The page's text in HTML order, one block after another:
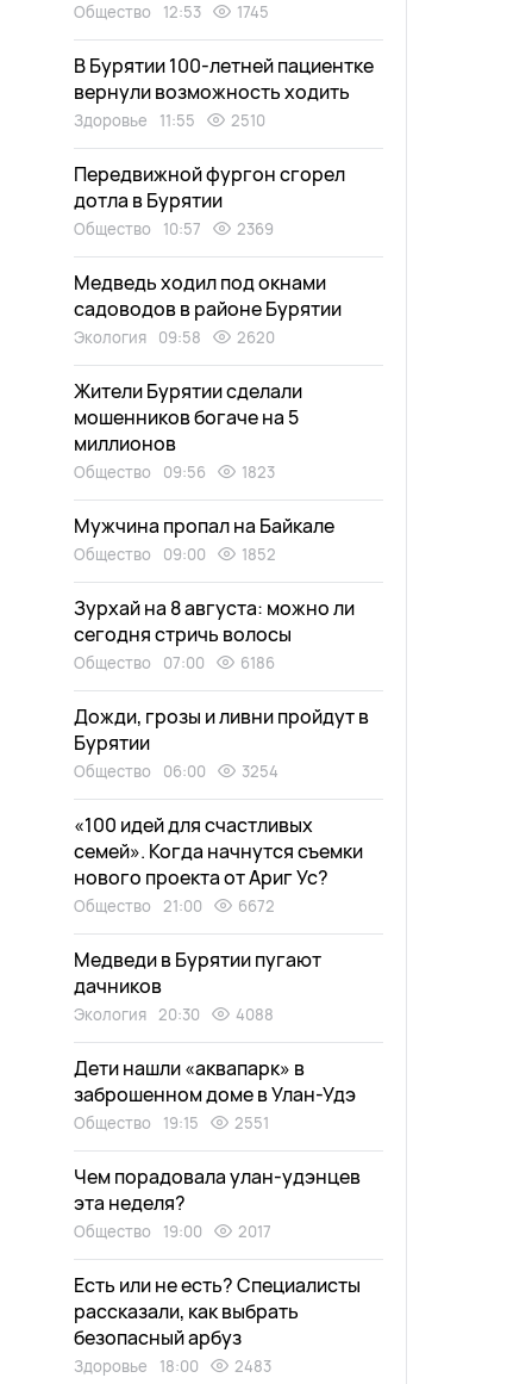
Общество 12:53 1745
В Бурятии 100-летней пациентке
вернули возможность ходить
Здоровье 11:55 2510
Передвижной фургон сгорел
дотла в Бурятии
Общество 10:57 2369
Медведь ходил под окнами
садоводов в районе Бурятии
Экология 09:58 2620
Жители Бурятии сделали
мошенников богаче на 5
миллионов
Общество 09:56 1823
Мужчина пропал на Байкале
Общество 09:00 1852
Зурхай на 8 августа: можно ли
сегодня стричь волосы
Общество 07:00 6186
Дожди, грозы и ливни пройдут в
Бурятии
Общество 06:00 3254
«100 идей для счастливых
семей». Когда начнутся съемки
нового проекта от Ариг Ус?
Общество 21:00 6672
Медведи в Бурятии пугают
дачников
Экология 20:30 4088
Дети нашли «аквапарк» в
заброшенном доме в Улан-Удэ
Общество 19:15 2551
Чем порадовала улан-удэнцев
эта неделя?
Общество 19:00 2017
Есть или не есть? Специалисты
рассказали, как выбрать
безопасный арбуз
Здоровье 18:00 2483